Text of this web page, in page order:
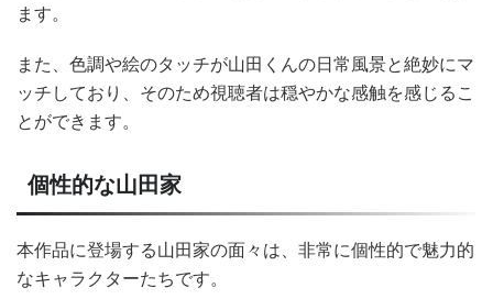
ます。
また、色調や絵のタッチが山田くんの日常風景と絶妙にマ
ッチしており、そのため視聴者は穏やかな感触を感じるこ
とができます。
個性的な山田家
本作品に登場する山田家の面々は、非常に個性的で魅力的
なキャラクターたちです。